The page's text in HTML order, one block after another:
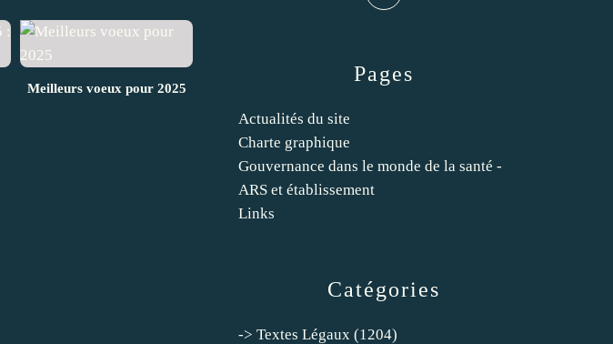
Meilleurs voeux pour 2025
Catégories
-> Textes Légaux (1204)
Pages
Actualités du site
Charte graphique
Gouvernance dans le monde de la santé -
ARS et établissement
Links